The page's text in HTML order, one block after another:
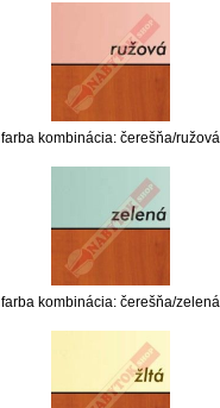
farba kombinácia: čerešňa/ružová
farba kombinácia: čerešňa/zelená